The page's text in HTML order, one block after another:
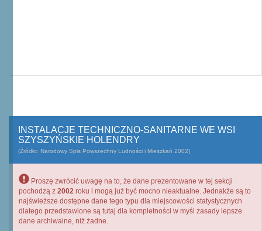
INSTALACJE TECHNICZNO-SANITARNE WE WSI
SZYSZYŃSKIE HOLENDRY
(Źródło: Narodowy Spis Powszechny Ludności i Mieszkań 2002)
Proszę zwrócić uwagę na to, że dane prezentowane w tej sekcji
pochodzą z 2002 roku i mogą już być mocno nieaktualne. Jednakże są to
najświeższe dostępne dane tego typu dla miejscowości statystycznych
dlatego przedstawione są tutaj dla kompletności w myśl zasady lepsze
dane archiwalne, niż żadne.